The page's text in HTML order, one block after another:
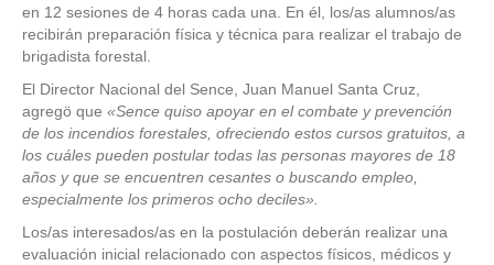
en 12 sesiones de 4 horas cada una. En él, los/as alumnos/as
recibirán preparación física y técnica para realizar el trabajo de
brigadista forestal.
El Director Nacional del Sence, Juan Manuel Santa Cruz,
agregö que «Sence quiso apoyar en el combate y prevención
de los incendios forestales, ofreciendo estos cursos gratuitos, a
los cuáles pueden postular todas las personas mayores de 18
años y que se encuentren cesantes o buscando empleo,
especialmente los primeros ocho deciles».
Los/as interesados/as en la postulación deberán realizar una
evaluación inicial relacionado con aspectos físicos, médicos y